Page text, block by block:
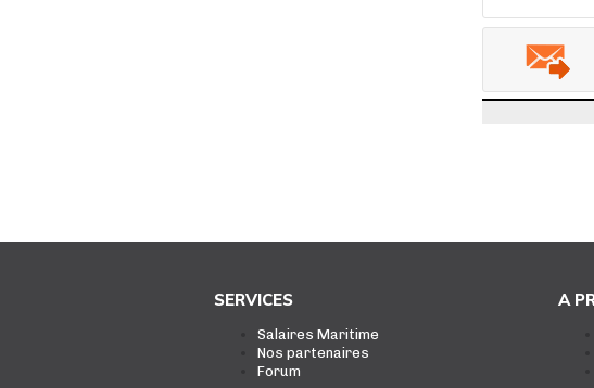
SERVICES
Salaires Maritime
Nos partenaires
Forum
A